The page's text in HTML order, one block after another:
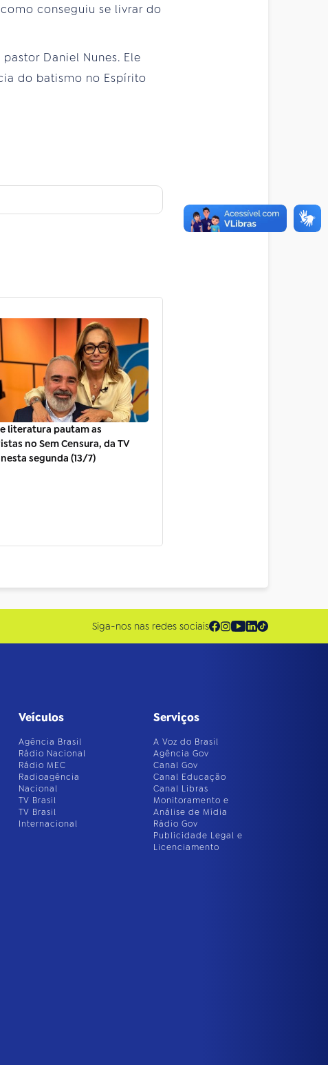
conseguiu se livrar do
Daniel Nunes. Ele
do batismo no Espírito
literatura pautam as
no Sem Censura, da TV
segunda (13/7)
Siga-nos nas redes sociais
Veículos
Agência Brasil
Rádio Nacional
Rádio MEC
Radioagência
Nacional
TV Brasil
TV Brasil
Internacional
Serviços
A Voz do Brasil
Agência Gov
Canal Gov
Canal Educação
Canal Libras
Monitoramento e
Análise de Mídia
Rádio Gov
Publicidade Legal e
Licenciamento